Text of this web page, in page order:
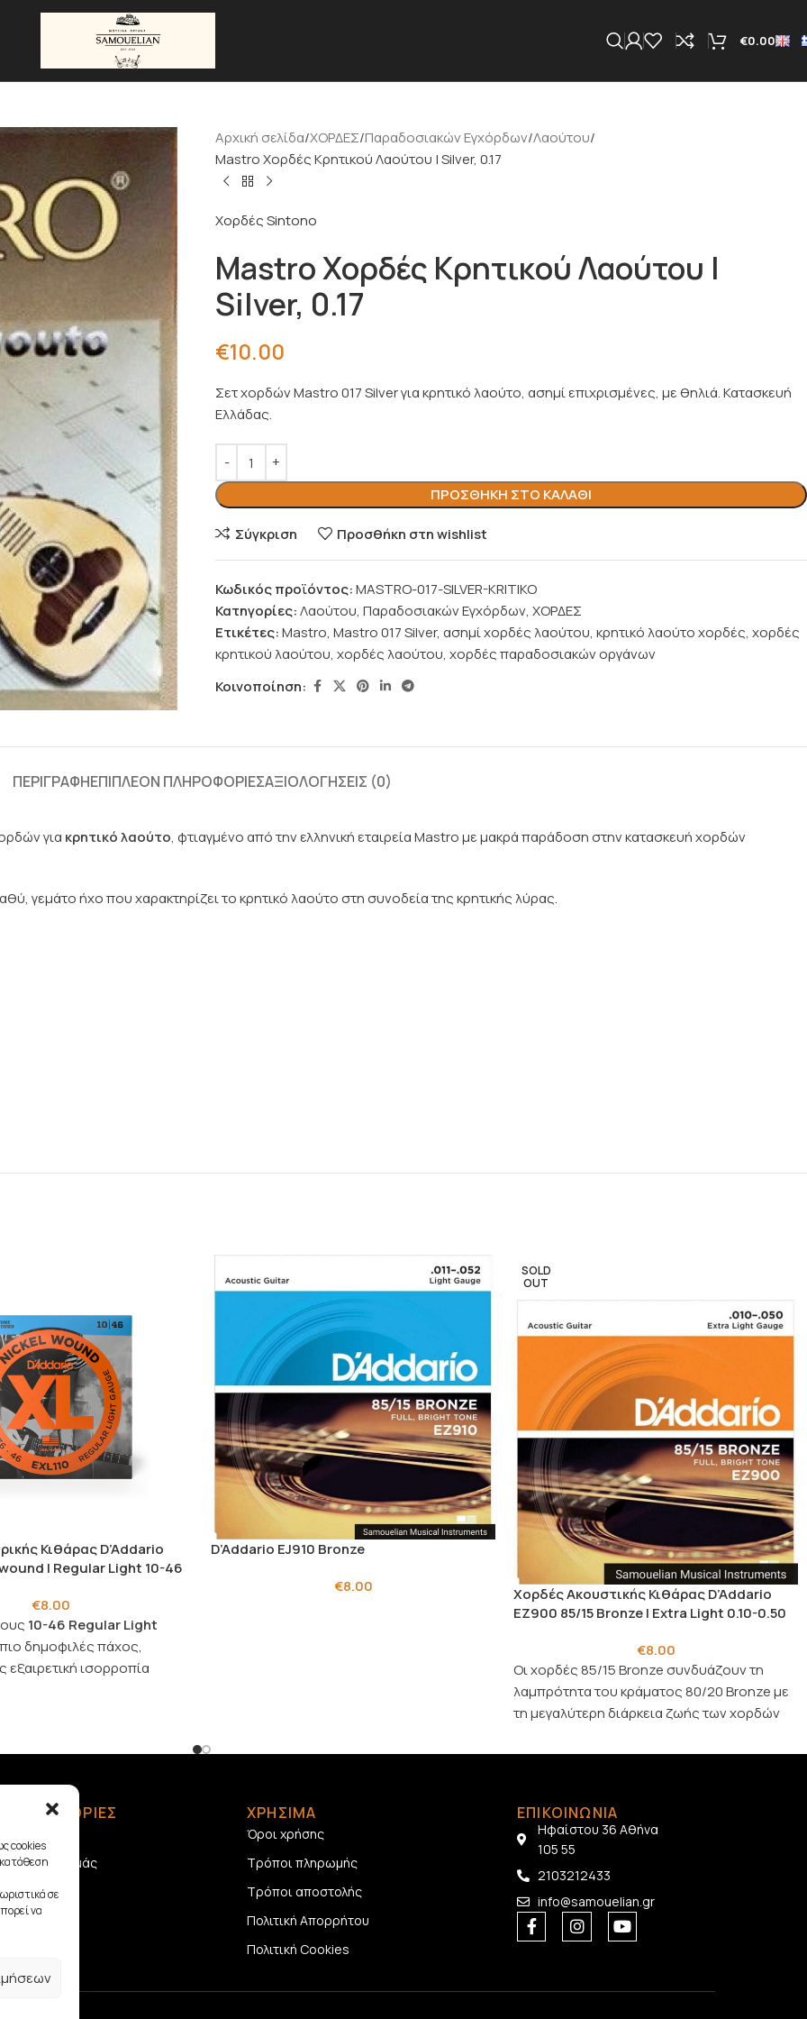
cookies
σε
να
€0.00
Αρχική σελίδα ΧΟΡΔΕΣ Παραδοσιακών Εγχόρδων Λαούτου
Mastro Χορδές Κρητικού Λαούτου | Silver, 0.17
Χορδές Sintono
Mastro Χορδές Κρητικού Λαούτου |
Silver, 0.17
€10.00
Σετ χορδών Mastro 017 Silver για κρητικό λαούτο, ασημί επιχρισμένες, με θηλιά. Κατασκευή
Ελλάδας.
ΠΡΟΣΘΉΚΗ ΣΤΟ ΚΑΛΆΘΙ
Σύγκριση Προσθήκη στη wishlist
Κωδικός προϊόντος:MASTRO-017-SILVER-KRITIKO
Κατηγορίες:Λαούτου, Παραδοσιακών Εγχόρδων, ΧΟΡΔΕΣ
Ετικέτες:Mastro, Mastro 017 Silver, ασημί χορδές λαούτου, κρητικό λαούτο χορδές, χορδές
κρητικού λαούτου, χορδές λαούτου, χορδές παραδοσιακών οργάνων
Κοινοποίηση:
ΠΕΡΙΓΡΑΦΉΕΠΙΠΛΈΟΝ ΠΛΗΡΟΦΟΡΊΕΣΑΞΙΟΛΟΓΉΣΕΙΣ (0)
για κρητικό λαούτο, φτιαγμένο από την ελληνική εταιρεία Mastro με μακρά παράδοση στην κατασκευή χορδών
γεμάτο ήχο που χαρακτηρίζει το κρητικό λαούτο στη συνοδεία της κρητικής λύρας.
Κιθάρας D’Addario
wound | Regular Light 10-46
€8.00
10-46 Regular Light
δημοφιλές πάχος,
ισορροπία
D’Addario EJ910 Bronze
€8.00
SOLD
OUT
Χορδές Ακουστικής Κιθάρας D’Addario
EZ900 85/15 Bronze | Extra Light 0.10-0.50
€8.00
Οι χορδές 85/15 Bronze συνδυάζουν τη
λαμπρότητα του κράματος 80/20 Bronze με
τη μεγαλύτερη διάρκεια ζωής των χορδών
Απλό ατσάλι: .010, .014
ΠΛΗΡΟΦΟΡΙΕΣ
Σχετικά με εμάς
Επικοινωνία
ΧΡΗΣΙΜΑ
Όροι χρήσης
Τρόποι πληρωμής
Τρόποι αποστολής
Πολιτική Απορρήτου
Πολιτική Cookies
ΕΠΙΚΟΙΝΩΝΙΑ
Ηφαίστου 36 Αθήνα
105 55
2103212433
info@samouelian.gr